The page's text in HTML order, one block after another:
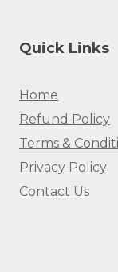
Quick Links
Home
Refund Policy
Terms &
Privacy Policy
Contact Us